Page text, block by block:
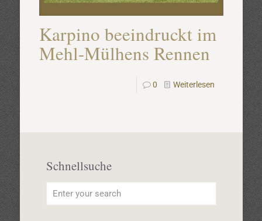
Karpino beeindruckt im
Mehl-Mülhens Rennen
0 Weiterlesen
Schnellsuche